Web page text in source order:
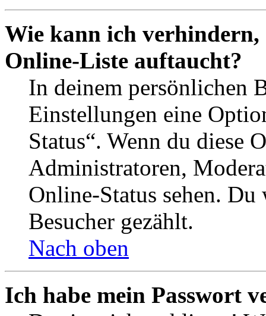
Wie kann ich verhindern,
Online-Liste auftaucht?
In deinem persönlichen
Einstellungen eine
Status“. Wenn du diese
Administratoren,
Online-Status sehen.
Besucher gezählt.
Nach oben
Ich habe mein Passwort